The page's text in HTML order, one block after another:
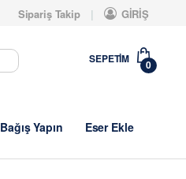
Sipariş Takip GİRİŞ
SEPETIM 0
Bağış Yapın Eser Ekle